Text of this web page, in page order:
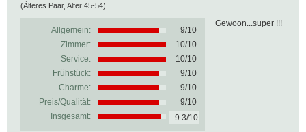
(Älteres Paar, Alter 45-54)
Allgemein: 9/10
Zimmer:
10/10
Service:
10/10
Frühstück:
9/10
Charme:
9/10
Preis/Qualität:
9/10
Insgesamt:
9.3/10
Gewoon...super !!!